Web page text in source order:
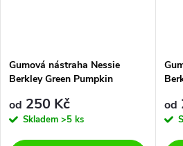
Gumová nástraha Nessie
Berkley Green Pumpkin
od 250 Kč
Skladem >5 ks
od